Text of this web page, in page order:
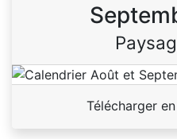
Télécharger en